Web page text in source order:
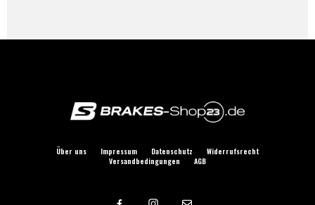
Über uns Impressum Datenschutz
Widerrufsrecht
Versandbedingungen
AGB